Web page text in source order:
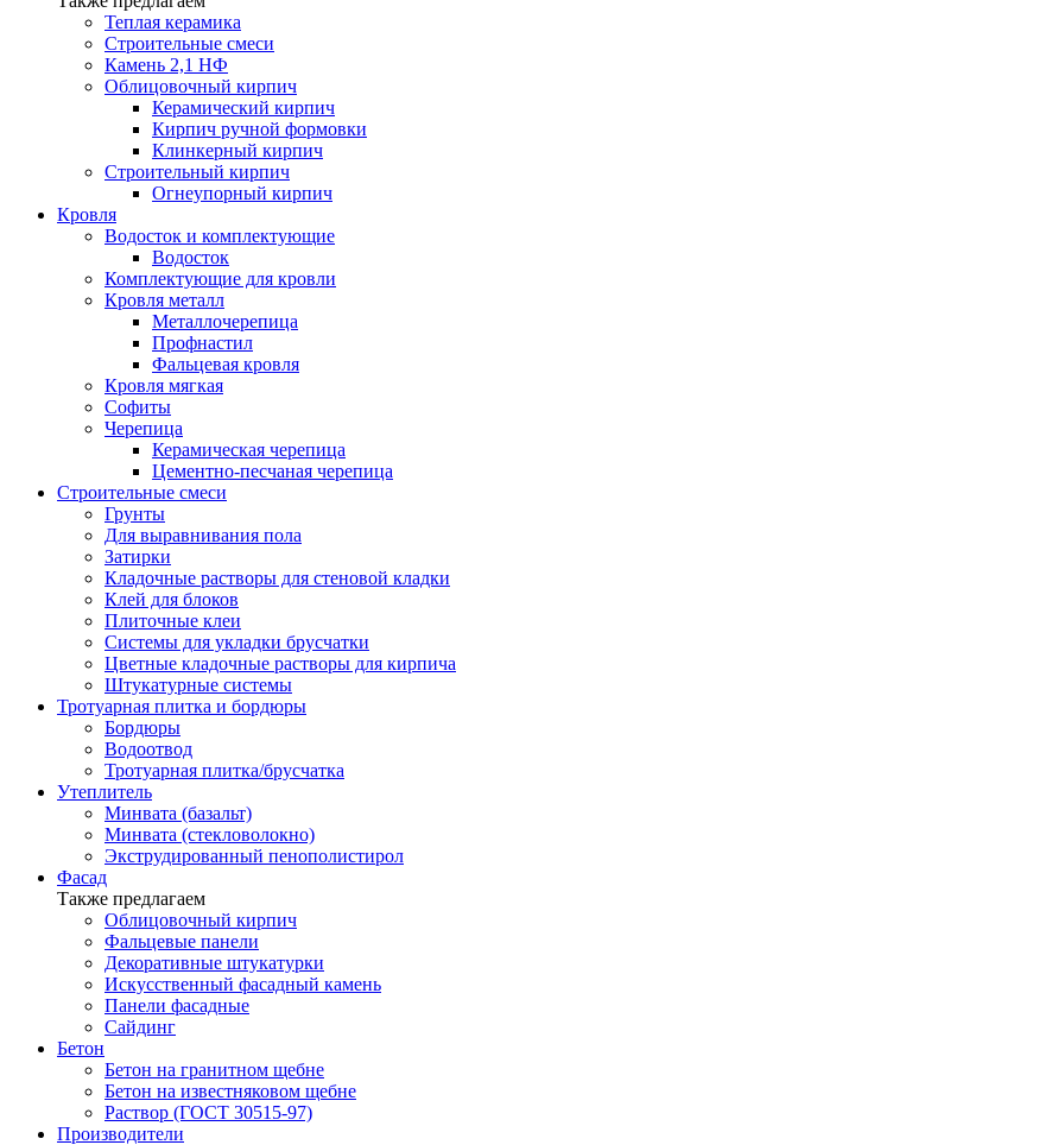
Теплая керамика
Строительные смеси
Камень 2,1 НФ
Облицовочный кирпич
Керамический кирпич
Кирпич ручной формовки
Клинкерный кирпич
Строительный кирпич
Огнеупорный кирпич
Кровля
Водосток и комплектующие
Водосток
Комплектующие для кровли
Кровля металл
Металлочерепица
Профнастил
Фальцевая кровля
Кровля мягкая
Софиты
Черепица
Керамическая черепица
Цементно-песчаная черепица
Строительные смеси
Грунты
Для выравнивания пола
Затирки
Кладочные растворы для стеновой кладки
Клей для блоков
Плиточные клеи
Системы для укладки брусчатки
Цветные кладочные растворы для кирпича
Штукатурные системы
Тротуарная плитка и бордюры
Бордюры
Водоотвод
Тротуарная плитка/брусчатка
Утеплитель
Минвата (базальт)
Минвата (стекловолокно)
Экструдированный пенополистирол
Фасад
Также предлагаем
Облицовочный кирпич
Фальцевые панели
Декоративные штукатурки
Искусственный фасадный камень
Панели фасадные
Сайдинг
Бетон
Бетон на гранитном щебне
Бетон на известняковом щебне
Раствор (ГОСТ 30515-97)
Производители